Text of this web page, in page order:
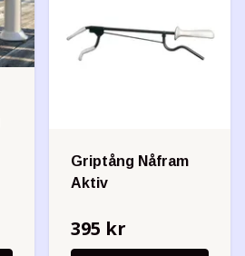
Griptång Nåfram
Aktiv
395 kr